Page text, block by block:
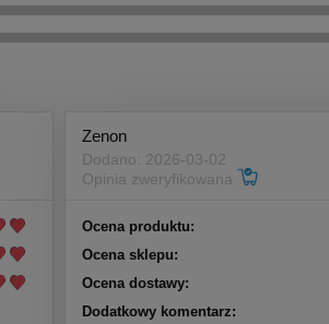
Zenon
Dodano: 2026-03-02
Opinia zweryfikowana
Ocena produktu:
Ocena sklepu:
Ocena dostawy:
Dodatkowy komentarz: